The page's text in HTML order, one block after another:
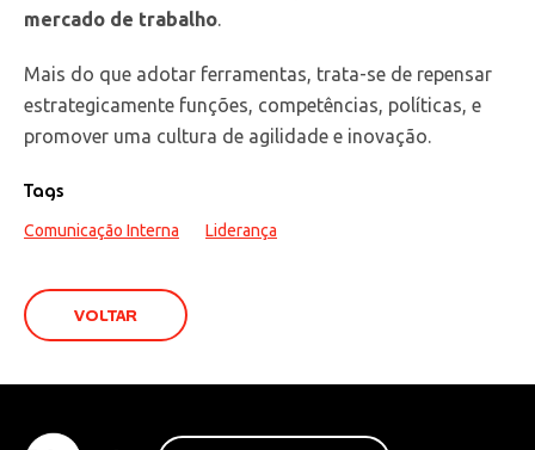
mercado de trabalho
Mais do que adotar ferramentas, trata-se de repensar
estrategicamente funções, competências, políticas, e
promover uma cultura de agilidade e inovação.
Tags
Comunicação Interna Liderança
VOLTAR